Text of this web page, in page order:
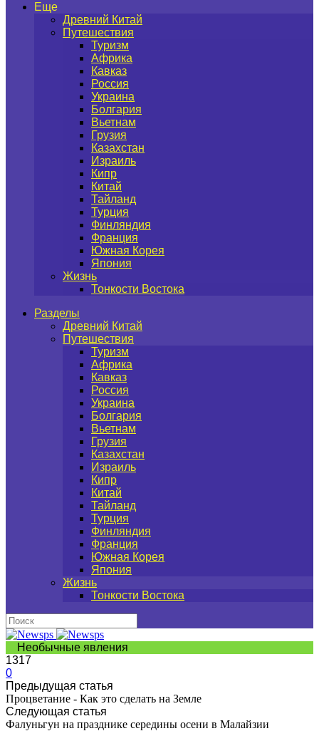
Еще
Древний Китай
Путешествия
Туризм
Африка
Кавказ
Россия
Украина
Болгария
Вьетнам
Грузия
Казахстан
Израиль
Кипр
Китай
Тайланд
Турция
Финляндия
Франция
Южная Корея
Япония
Жизнь
Тонкости Востока
Разделы
Древний Китай
Путешествия
Туризм
Африка
Кавказ
Россия
Украина
Болгария
Вьетнам
Грузия
Казахстан
Израиль
Кипр
Китай
Тайланд
Турция
Финляндия
Франция
Южная Корея
Япония
Жизнь
Тонкости Востока
Необычные явления
1317
0
Предыдущая статья
Процветание - Как это сделать на Земле
Следующая статья
Фалуньгун на празднике середины осени в Малайзии